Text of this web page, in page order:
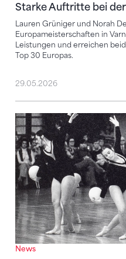
Starke Auftritte bei
Lauren Grüniger und Norah
Europameisterschaften in
Leistungen und erreichen
Top 30 Europas.
29.05.2026
News
Rhythmische